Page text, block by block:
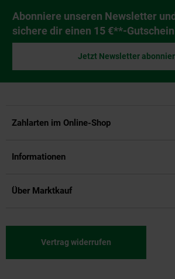
Newsletter Anmeldung
Abonniere unseren Newsletter und
sichere dir einen 15 €**-
Jetzt Newsletter
Zahlarten im Online-Shop
Informationen
Über Marktkauf
Vertrag widerrufen